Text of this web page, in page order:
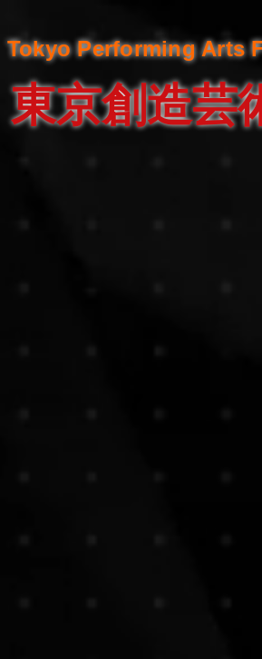
Tokyo Performing Arts
東京創造芸